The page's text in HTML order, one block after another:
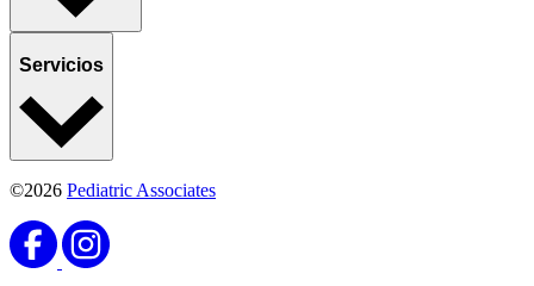
Servicios
©2026 Pediatric Associates